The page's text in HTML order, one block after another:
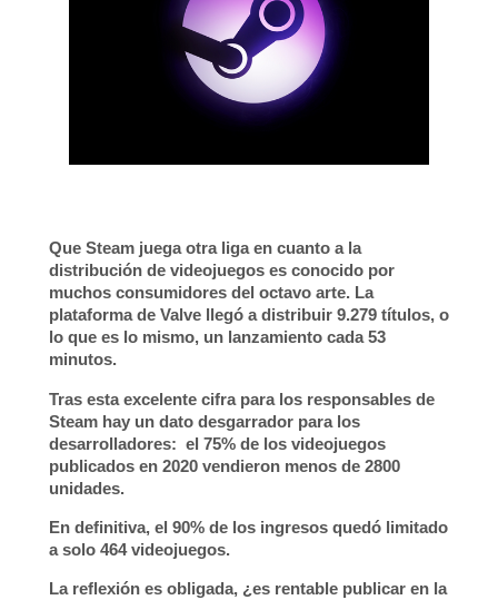
Que Steam juega otra liga en cuanto a la
distribución de videojuegos es conocido por
muchos consumidores del octavo arte. La
plataforma de Valve llegó adistribuir 9.279 títulos, o
lo que es lo mismo, un lanzamiento cada 53
minutos.
Tras esta excelente cifra para los responsables de
Steam hay un dato desgarrador para los
desarrolladores: el 75% de los videojuegos
publicados en 2020 vendieron menos de 2800
unidades.
En definitiva, el 90% de los ingresos quedó limitado
a solo 464 videojuegos.
La reflexión es obligada, ¿es rentable publicar en la